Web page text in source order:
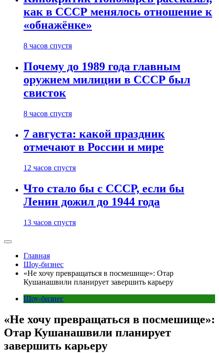
как в СССР менялось отношение к
«обнажёнке»
8 часов спустя
Почему до 1989 года главным
оружием милиции в СССР был
свисток
8 часов спустя
7 августа: какой праздник
отмечают в России и мире
12 часов спустя
Что стало бы с СССР, если бы
Ленин дожил до 1944 года
13 часов спустя
Главная
Шоу-бизнес
«Не хочу превращаться в посмешище»: Отар
Кушанашвили планирует завершить карьеру
Шоу-бизнес
«Не хочу превращаться в посмешище»:
Отар Кушанашвили планирует
завершить карьеру